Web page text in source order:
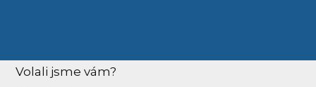
Volali jsme vám?